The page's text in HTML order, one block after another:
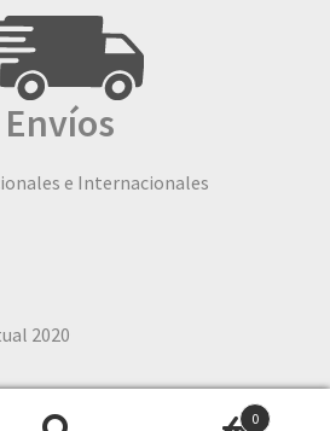
Envíos
e Internacionales
2020
0